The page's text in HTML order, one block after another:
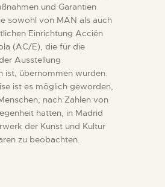
und Garantien
sowohl von MAN als auch
Einrichtung Accién
(AC/E), die für die
Ausstellung
ist, übernommen wurden.
ist es möglich geworden,
nach Zahlen von
hatten, in Madrid
der Kunst und Kultur
zu beobachten.